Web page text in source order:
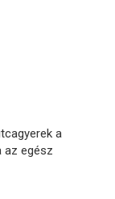
a
az egész